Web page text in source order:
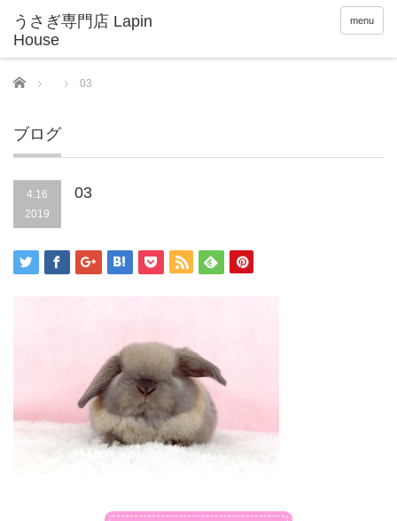
menu
Home 03
ブログ
4.16
2019
03